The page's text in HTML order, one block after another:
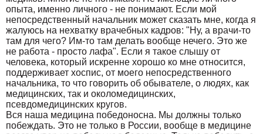
опыта, именно личного - не понимают. Если мой
непосредственный начальник может сказать мне, когда я
жалуюсь на нехватку врачебных кадров: "Ну, а врачи-то
там для чего? Им-то там делать вообще нечего. Это же
не работа - просто лафа". Если я такое слышу от
человека, который искренне хорошо ко мне относится,
поддерживает хоспис, от моего непосредственного
начальника, то что говорить об обывателе, о людях, как
медицинских, так и околомедицинских,
псевдомедицинских кругов.
Вся наша медицина победоносна. Мы должны только
побеждать. Это не только в России, вообще в медицине